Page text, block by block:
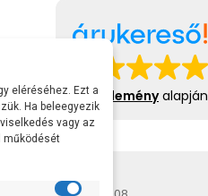
413 véleményalapján
Gábor
eléréséhez. Ezt a
Ha beleegyezik
vagy az
működését